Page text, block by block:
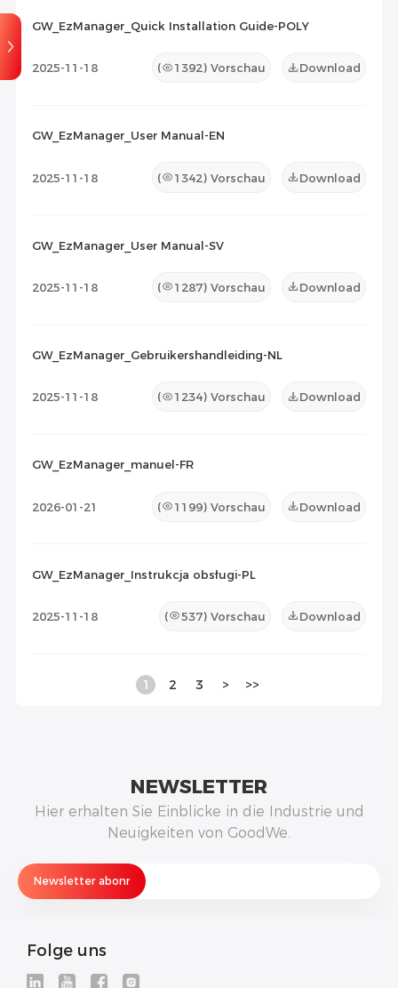
GW_EzManager_Quick Installation Guide-POLY
2025-11-18 ( 1392) Vorschau Download
GW_EzManager_User Manual-EN
2025-11-18 ( 1342) Vorschau Download
GW_EzManager_User Manual-SV
2025-11-18 ( 1287) Vorschau Download
GW_EzManager_Gebruikershandleiding-NL
2025-11-18 ( 1234) Vorschau Download
GW_EzManager_manuel-FR
2026-01-21 ( 1199) Vorschau Download
GW_EzManager_Instrukcja obsługi-PL
2025-11-18 ( 537) Vorschau Download
1 2 3 > >>
NEWSLETTER
Hier erhalten Sie Einblicke in die Industrie und
Neuigkeiten von GoodWe.
Folge uns